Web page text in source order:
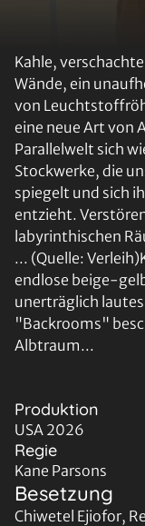
Kahle,
Wände, ein
von
eine neue Art von
Parallelwelt sich
Stockwerke, die
spiegelt und sich
entzieht.
labyrinthischen
... (Quelle:
endlose beige-
unerträglich
"Backrooms"
Albtraum...
Produktion
USA 2026
Regie
Kane Parsons
Besetzung
Chiwetel Ejiofor,